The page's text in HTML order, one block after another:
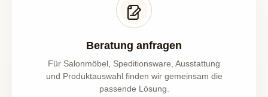
Beratung anfragen
Für Salonmöbel, Speditionsware, Ausstattung
und Produktauswahl finden wir gemeinsam die
passende Lösung.